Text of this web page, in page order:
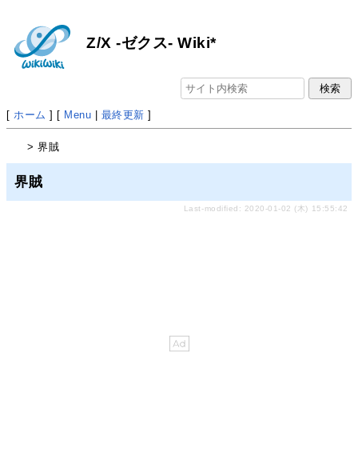
Z/X -ゼクス- Wiki*
[ ホーム ] [ Menu | 最終更新 ]
> 界賊
界賊
Last-modified: 2020-01-02 (木) 15:55:42